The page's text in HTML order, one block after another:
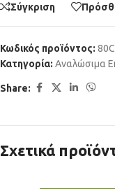
Σύγκριση
Κωδικός προϊόντος:
Κατηγορία: Αναλώσιμα
Share:
Σχετικά